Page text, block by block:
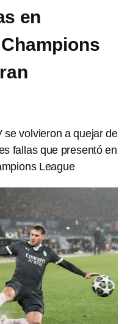
en
se volvieron a quejar de
fallas que presentó en
League